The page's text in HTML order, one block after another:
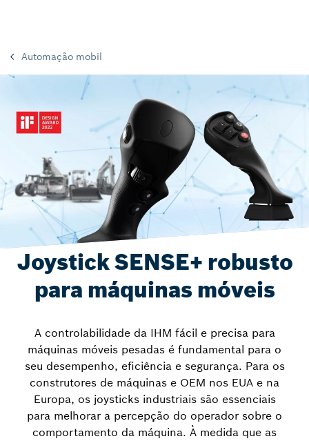
Automação mobil
Joystick SENSE+ robusto
para máquinas móveis
A controlabilidade da IHM fácil e precisa para
máquinas móveis pesadas é fundamental para o
seu desempenho, eficiência e segurança. Para os
construtores de máquinas e OEM nos EUA e na
Europa, os joysticks industriais são essenciais
para melhorar a percepção do operador sobre o
comportamento da máquina. À medida que as